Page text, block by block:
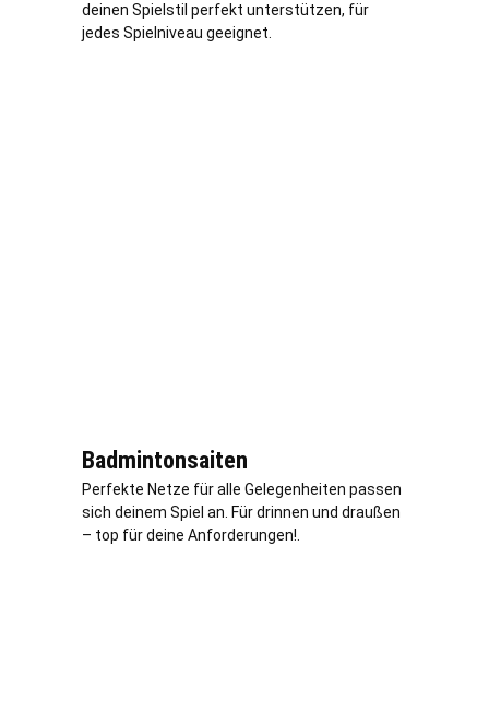
deinen Spielstil perfekt unterstützen, für
jedes Spielniveau geeignet.
Badmintonsaiten
Perfekte Netze für alle Gelegenheiten passen
sich deinem Spiel an. Für drinnen und draußen
– top für deine Anforderungen!.